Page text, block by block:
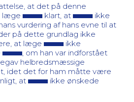
at det på denne
læge
klart, at
ikke
vurdering af hans evne til at
på dette grundlag ikke
at læge
ikke
, om han var indforstået
helbredsmæssige
idet det for ham måtte være
at
ikke ønskede